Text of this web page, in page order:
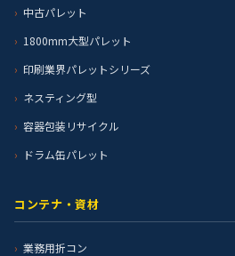
中古パレット
1800mm大型パレット
印刷業界パレットシリーズ
ネスティング型
容器包装リサイクル
ドラム缶パレット
コンテナ・資材
業務用折コン